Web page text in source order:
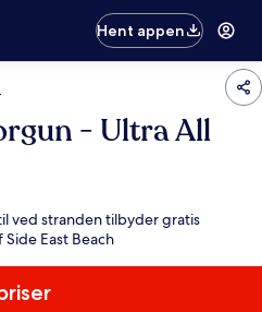
Hent appen
- Ultra All
ved stranden tilbyder gratis
East Beach